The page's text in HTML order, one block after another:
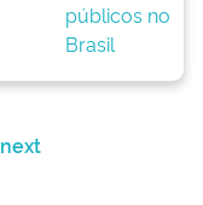
públicos no
Brasil
next